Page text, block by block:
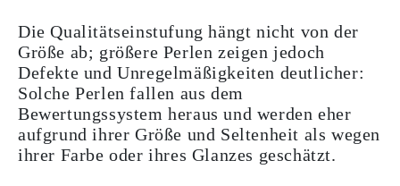
Die Qualitätseinstufung hängt nicht von der
Größe ab; größere Perlen zeigen jedoch
Defekte und Unregelmäßigkeiten deutlicher:
Solche Perlen fallen aus dem
Bewertungssystem heraus und werden eher
aufgrund ihrer Größe und Seltenheit als wegen
ihrer Farbe oder ihres Glanzes geschätzt.